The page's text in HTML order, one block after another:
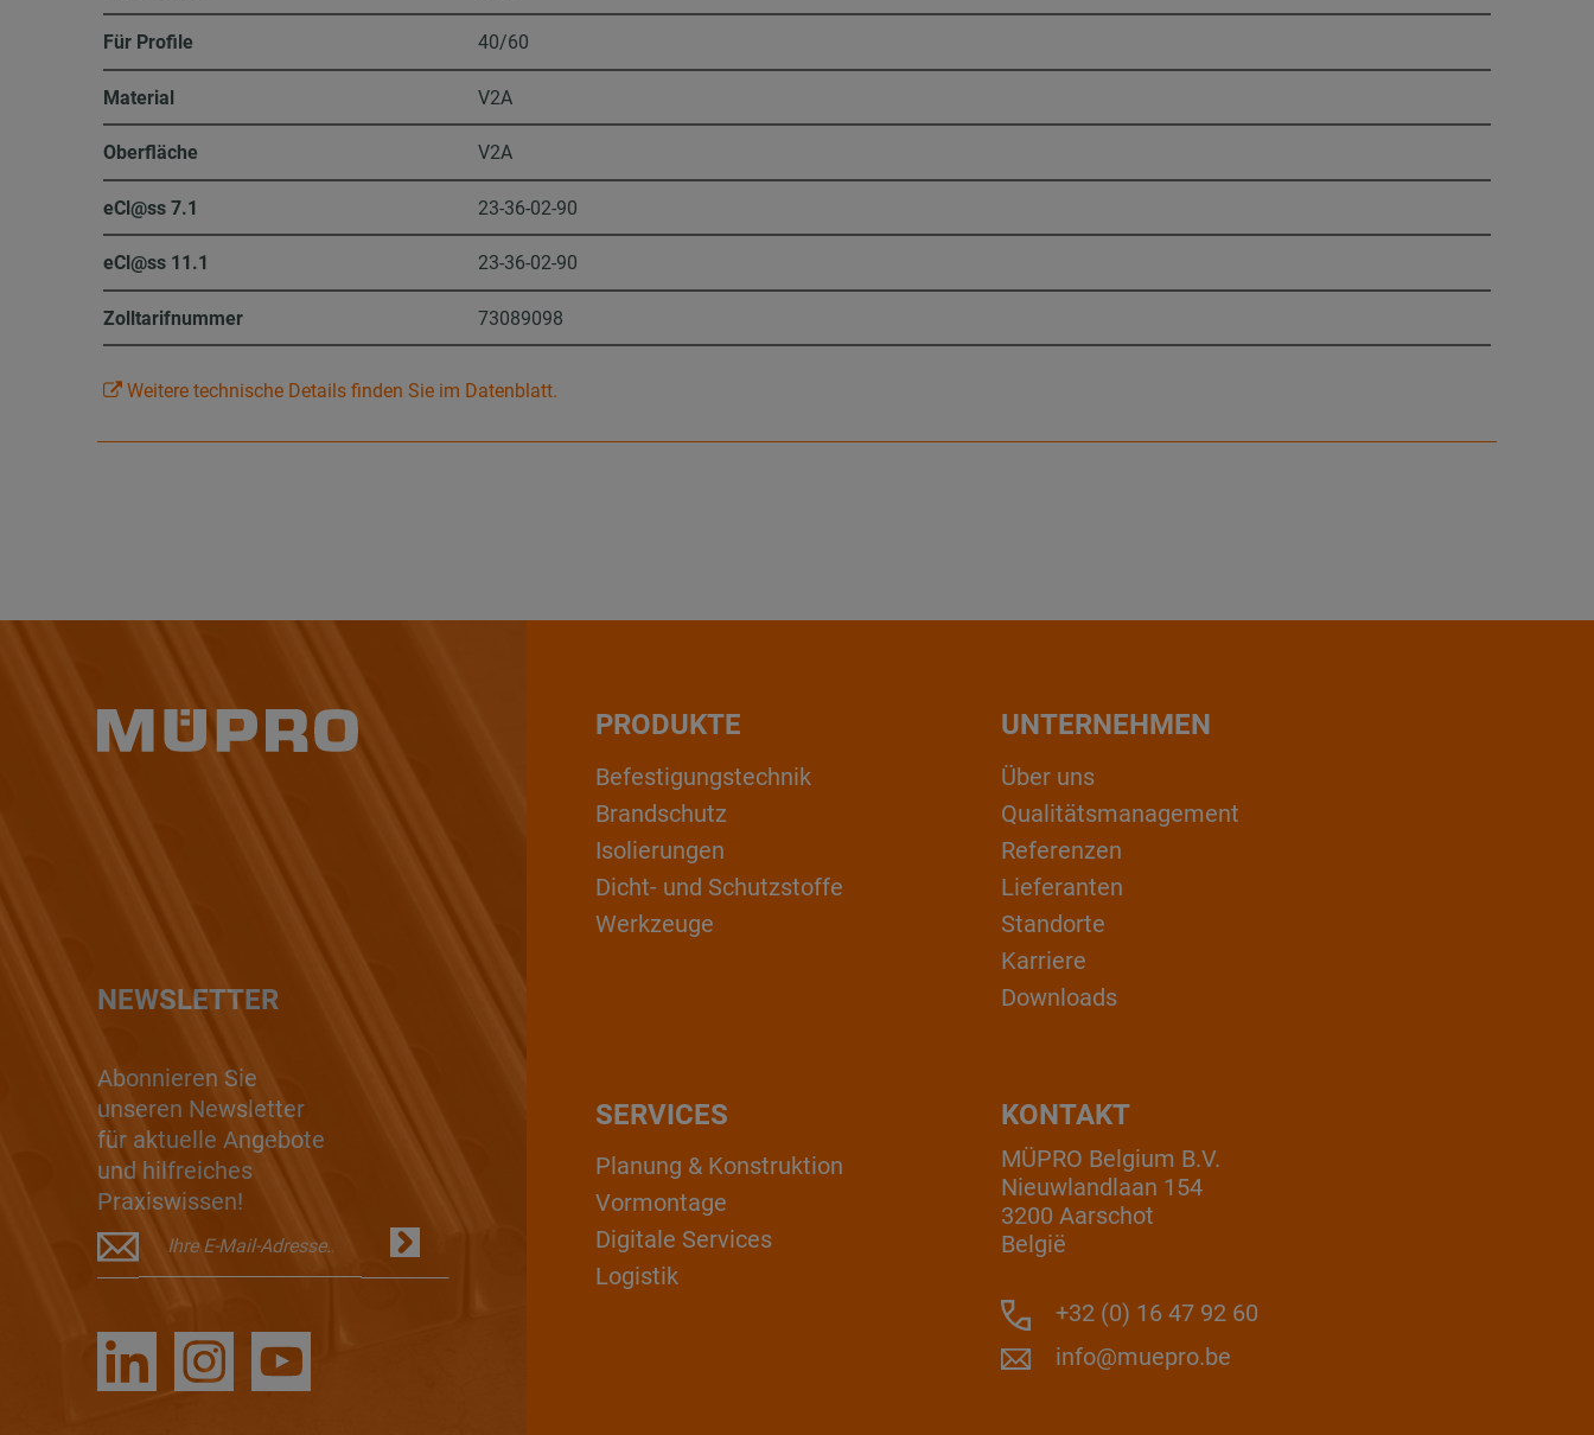
Für Profile 40/60
Material V2A
Oberfläche V2A
eCl@ss 7.1 23-36-02-90
eCl@ss 11.1 23-36-02-90
Zolltarifnummer 73089098
Weitere technische Details finden Sie im Datenblatt.
NEWSLETTER
Abonnieren Sie
unseren Newsletter
für aktuelle Angebote
und hilfreiches
Praxiswissen!
PRODUKTE
Befestigungstechnik
Brandschutz
Isolierungen
Dicht- und Schutzstoffe
Werkzeuge
UNTERNEHMEN
Über uns
Qualitätsmanagement
Referenzen
Lieferanten
Standorte
Karriere
Downloads
KONTAKT
MÜPRO Belgium B.V.
Nieuwlandlaan 154
3200 Aarschot
België
+32 (0) 16 47 92 60
info@muepro.be
SERVICES
Planung & Konstruktion
Vormontage
Digitale Services
Logistik